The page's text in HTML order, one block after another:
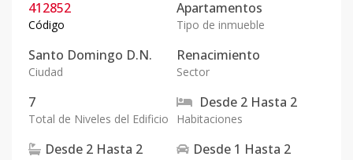
412852
Código
Apartamentos
Tipo de inmueble
Santo Domingo D.N.
Ciudad
Renacimiento
Sector
7
Total de Niveles del Edificio
Desde 2 Hasta 2
Habitaciones
Desde 2 Hasta 2 Desde 1 Hasta 2